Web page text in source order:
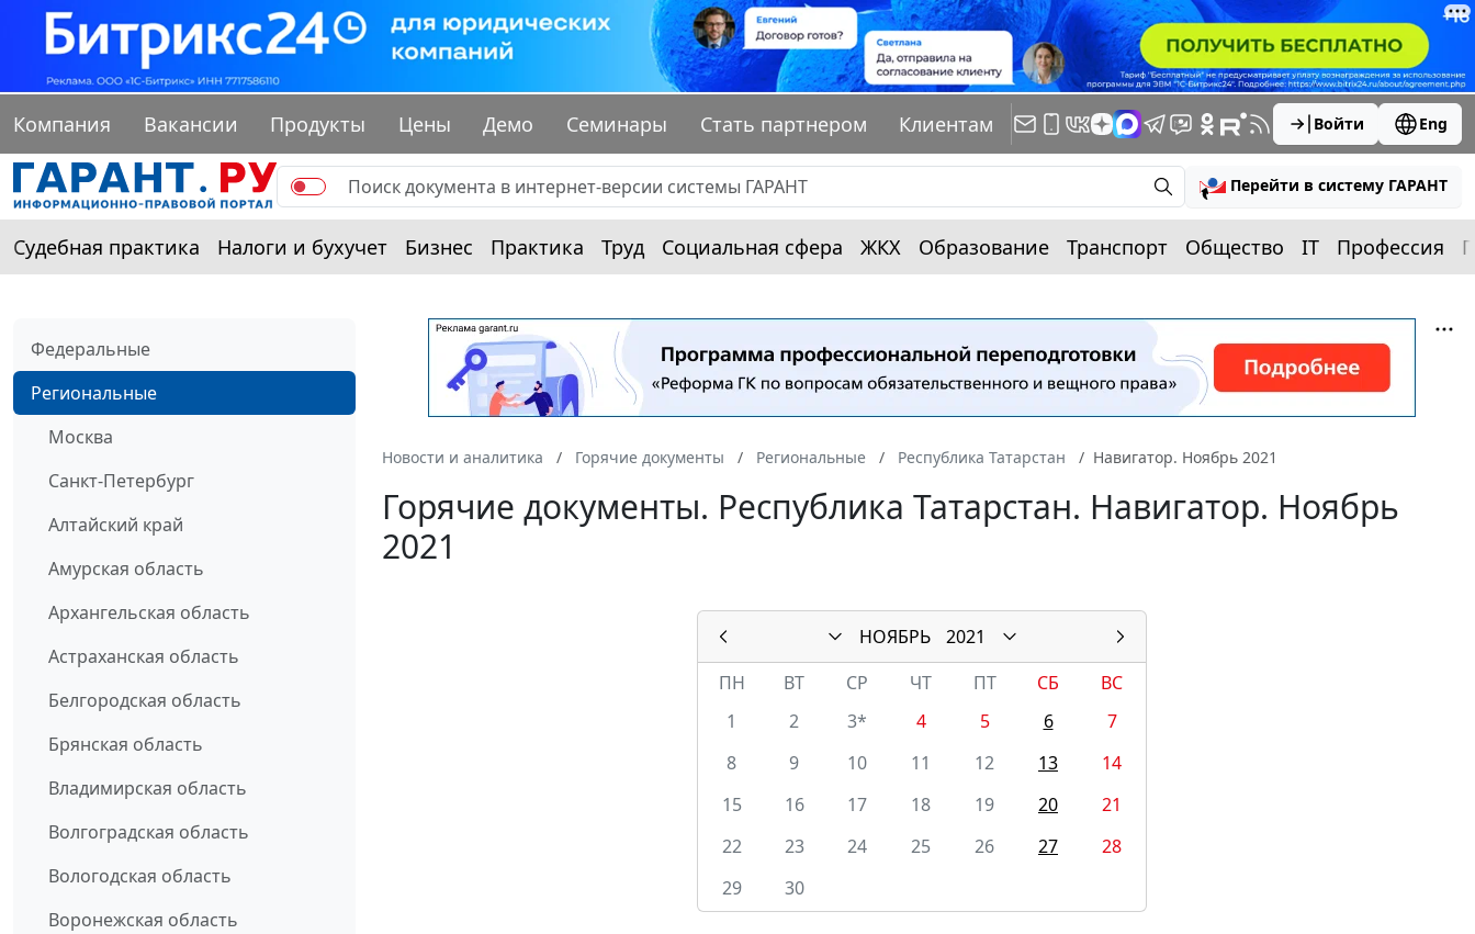
Компания Вакансии Продукты Цены Демо Семинары Стать партнером Клиентам Войти Eng
Перейти в систему ГАРАНТ
Судебная практика Налоги и бухучет Бизнес Практика Труд Социальная сфера ЖКХ Образование Транспорт Общество IT Профессия
Федеральные
Региональные
Москва
Санкт-Петербург
Алтайский край
Амурская область
Архангельская область
Астраханская область
Белгородская область
Брянская область
Владимирская область
Волгоградская область
Вологодская область
Воронежская область
Новости и аналитика Горячие документы Региональные Республика Татарстан Навигатор. Ноябрь 2021
Горячие документы. Республика Татарстан. Навигатор. Ноябрь
2021
НОЯБРЬ
2021
ПН
ВТ СР ЧТ ПТ СБ
ВС
1
2 3* 4 5 6
7
8
9 10 11 12 13
14
15
16 17 18 19 20
21
22
23 24 25 26 27
28
29
30